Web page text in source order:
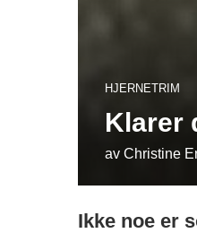
HJERNETRIM
Klarer
av Christine
Ikke noe er